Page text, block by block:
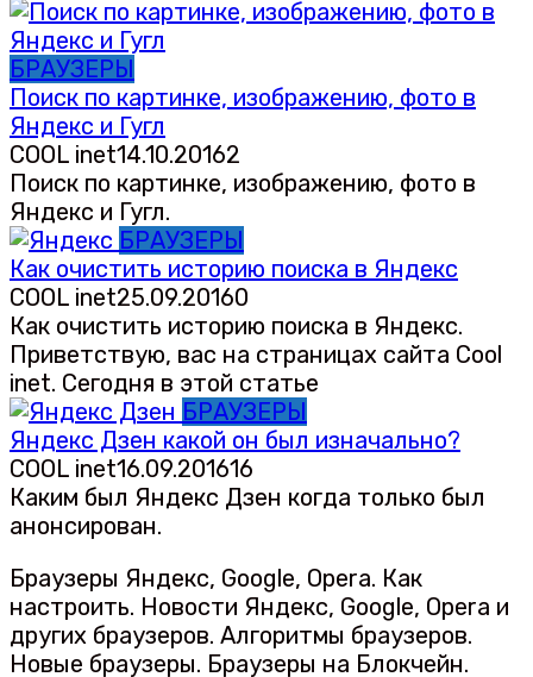
БРАУЗЕРЫ
Поиск по картинке, изображению, фото в
Яндекс и Гугл
COOL inet14.10.20162
Поиск по картинке, изображению, фото в
Яндекс и Гугл.
БРАУЗЕРЫ
Как очистить историю поиска в Яндекс
COOL inet25.09.20160
Как очистить историю поиска в Яндекс.
Приветствую, вас на страницах сайта Cool
inet. Сегодня в этой статье
БРАУЗЕРЫ
Яндекс Дзен какой он был изначально?
COOL inet16.09.201616
Каким был Яндекс Дзен когда только был
анонсирован.
Браузеры Яндекс, Google, Opera. Как
настроить. Новости Яндекс, Google, Opera и
других браузеров. Алгоритмы браузеров.
Новые браузеры. Браузеры на Блокчейн.